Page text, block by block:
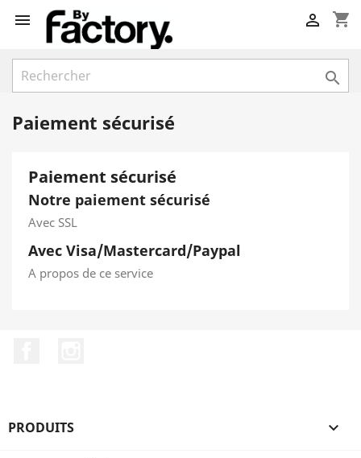
 shopping_cart


Paiement sécurisé
Paiement sécurisé
Notre paiement sécurisé
Avec SSL
Avec Visa/Mastercard/Paypal
A propos de ce service
PRODUITS 